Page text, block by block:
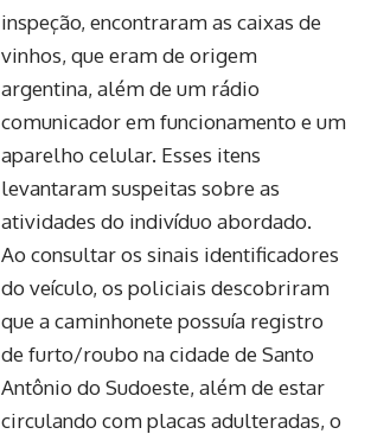
inspeção, encontraram as caixas de
vinhos, que eram de origem
argentina, além de um rádio
comunicador em funcionamento e um
aparelho celular. Esses itens
levantaram suspeitas sobre as
atividades do indivíduo abordado.
Ao consultar os sinais identificadores
do veículo, os policiais descobriram
que a caminhonete possuía registro
de furto/roubo na cidade de Santo
Antônio do Sudoeste, além de estar
circulando com placas adulteradas, o